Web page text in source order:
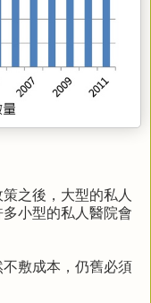
之後，大型的私人
多小型的私人醫院會
敷成本，仍舊必須